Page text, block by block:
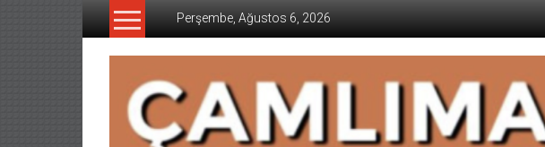
İçeriğe
Perşembe, Ağustos 6, 2026
CAMLIMANI
AKADEMI